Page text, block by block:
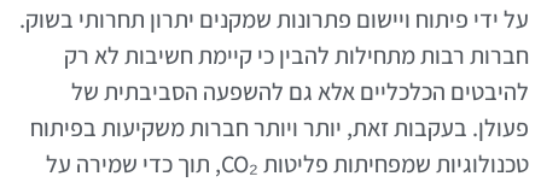
על ידי פיתוח ויישום פתרונות שמקנים יתרון תחרותי בשוק.
חברות רבות מתחילות להבין כי קיימת חשיבות לא רק
להיבטים הכלכליים אלא גם להשפעה הסביבתית של
פעולן. בעקבות זאת, יותר ויותר חברות משקיעות בפיתוח
טכנולוגיות שמפחיתות פליטות CO₂, תוך כדי שמירה על